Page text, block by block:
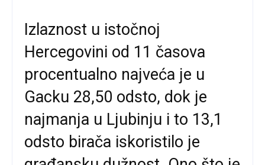
Izlaznost u istočnoj
Hercegovini od 11 časova
procentualno najveća je u
Gacku 28,50 odsto, dok je
najmanja u Ljubinju i to 13,1
odsto birača iskoristilo je